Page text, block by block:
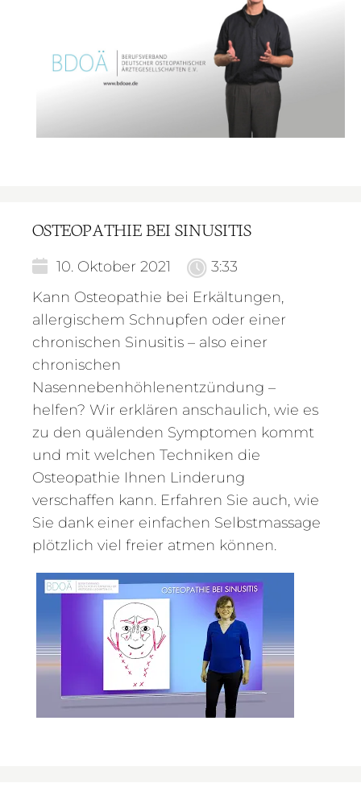
OSTEOPATHIE BEI SINUSITIS
10. Oktober 2021
3:33
Kann Osteopathie bei Erkältungen,
allergischem Schnupfen oder einer
chronischen Sinusitis – also einer
chronischen
Nasennebenhöhlenentzündung –
helfen? Wir erklären anschaulich, wie es
zu den quälenden Symptomen kommt
und mit welchen Techniken die
Osteopathie Ihnen Linderung
verschaffen kann. Erfahren Sie auch, wie
Sie dank einer einfachen Selbstmassage
plötzlich viel freier atmen können.